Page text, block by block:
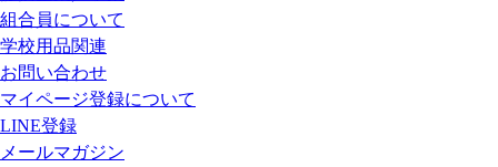
組合員について
学校用品関連
お問い合わせ
マイページ登録について
LINE登録
メールマガジン